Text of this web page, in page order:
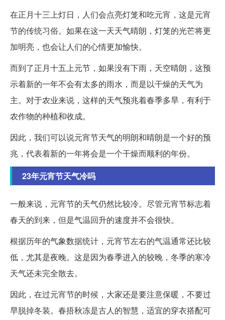
在正月十三上灯日，人们会点亮灯笼和吃元宵，这是元宵
节的传统习俗。如果在这一天天气晴朗，灯笼的光芒将更
加明亮，也会让人们的心情更加愉快。
而到了正月十五上元节，如果没有下雨，天空晴朗，这预
示着新的一年不会有太多的雨水，而是以干燥的天气为
主。对于农业来说，这样的天气预兆着春季多旱，有利于
农作物的种植和收成。
因此，我们可以说元宵节天气的明朗和晴朗是一个好的预
兆，代表着新的一年将会是一个干燥而顺利的年份。
23年元宵节天气冷吗
一般来说，元宵节的天气仍然比较冷。尽管元宵节标志着
春天的到来，但是气温回升的速度并不会很快。
根据历年的气象数据统计，元宵节左右的气温通常还比较
低，尤其是夜晚。这是因为春季进入的较晚，冬季的寒冷
天气还未完全散去。
因此，在过元宵节的时候，大家还是要注意保暖，不要过
早脱掉冬装。春捂秋冻是古人的智慧，适宜的穿衣搭配可